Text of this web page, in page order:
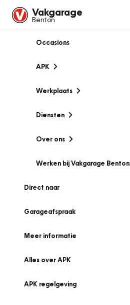
Vakgarage
Benton
Occasions
APK
Werkplaats
Diensten
Over ons
Werken bij Vakgarage Benton
Direct naar
Garageafspraak
Meer informatie
Alles over APK
APK regelgeving